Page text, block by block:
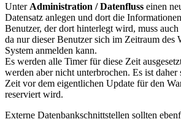
Unter Administration / Datenfluss einen
Datensatz anlegen und dort die
Benutzer, der dort hinterlegt wird, muss auch
da nur dieser Benutzer sich im Zeitraum des
System anmelden kann.
Es werden alle Timer für diese Zeit
werden aber nicht unterbrochen. Es ist
Zeit vor dem eigentlichen Update für den
reserviert wird.
Externe Datenbankschnittstellen sollten